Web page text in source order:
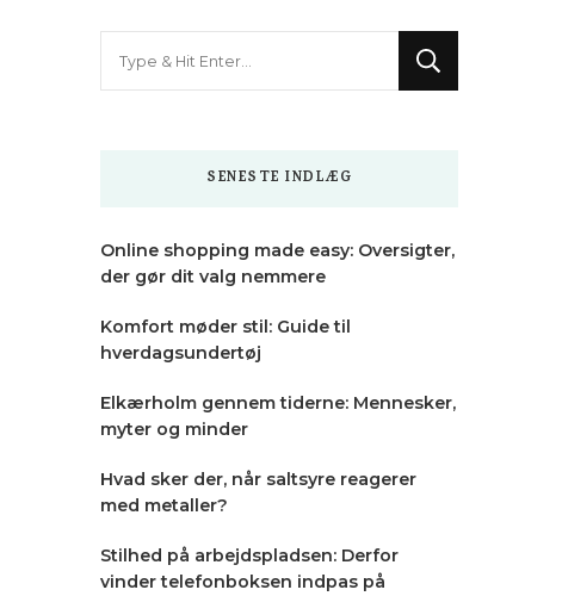
SENESTE INDLÆG
Online shopping made easy: Oversigter,
der gør dit valg nemmere
Komfort møder stil: Guide til
hverdagsundertøj
Elkærholm gennem tiderne: Mennesker,
myter og minder
Hvad sker der, når saltsyre reagerer
med metaller?
Stilhed på arbejdspladsen: Derfor
vinder telefonboksen indpas på